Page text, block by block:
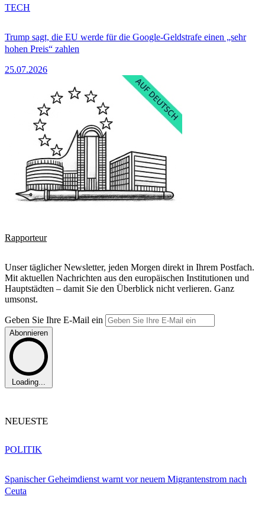
Trump sagt, die EU werde für die Google-Geldstrafe einen „sehr
hohen Preis“ zahlen
25.07.2026
TECH
Rapporteur
Unser täglicher Newsletter, jeden Morgen direkt in Ihrem Postfach.
Mit aktuellen Nachrichten aus den europäischen Institutionen und
Hauptstädten – damit Sie den Überblick nicht verlieren. Ganz
umsonst.
Geben Sie Ihre E-Mail ein
Abonnieren
Loading...
NEUESTE
Spanischer Geheimdienst warnt vor neuem Migrantenstrom nach
Ceuta
POLITIK